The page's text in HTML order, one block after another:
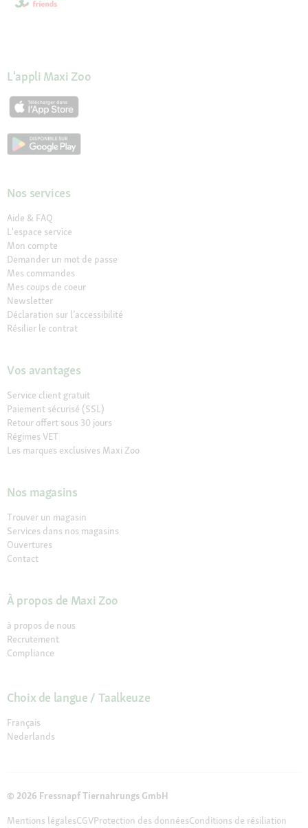
L'appli Maxi Zoo
Nos services
Aide & FAQ
L'espace service
Mon compte
Demander un mot de passe
Mes commandes
Mes coups de coeur
Newsletter
Déclaration sur l’accessibilité
Résilier le contrat
Vos avantages
Service client gratuit
Paiement sécurisé (SSL)
Retour offert sous 30 jours
Régimes VET
Les marques exclusives Maxi Zoo
Nos magasins
Trouver un magasin
Services dans nos magasins
Ouvertures
Contact
À propos de Maxi Zoo
à propos de nous
Recrutement
Compliance
Choix de langue / Taalkeuze
Français
Nederlands
© 2026 Fressnapf Tiernahrungs GmbH
Mentions légalesCGVProtection des donnéesConditions de résiliation